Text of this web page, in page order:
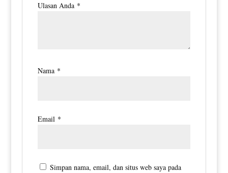
Ulasan Anda *
Nama *
Email *
Simpan nama, email, dan situs web saya pada